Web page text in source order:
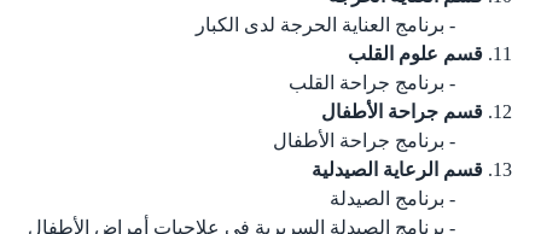
برنامج العناية الحرجة لدى الكبار
قسم علوم القلب
برنامج جراحة القلب
قسم جراحة الأطفال
برنامج جراحة الأطفال
قسم الرعاية الصيدلية
برنامج الصيدلة
برنامج الصيدلة السريرية في علاجيات أمراض الأطفال